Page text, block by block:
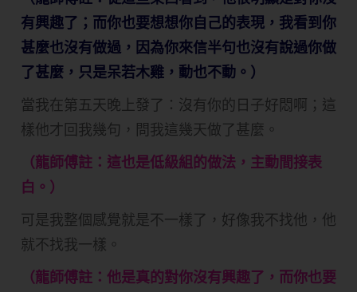
有興趣了；而你也要想想你自己的表現，我看到你
甚麼也沒有做過，因為你來信半句也沒有說過你做
了甚麼，只是呆若木雞，動也不動。）
當我在第五天晚上發了：沒有你的日子好悶啊；這
樣他才回我幾句，問我這幾天做了甚麼。
（龍師傅註：這也是低級組的做法，主動間接表
白。）
可是我整個感覺就是不一樣了，好像我不找他，他
就不找我一樣。
（龍師傅註：他是真的對你沒有興趣了，而你也要